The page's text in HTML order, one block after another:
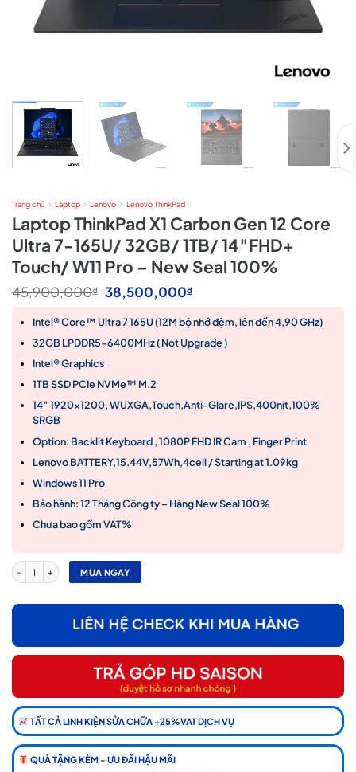
Trang chủ Laptop Lenovo Lenovo ThinkPad
Laptop ThinkPad X1 Carbon Gen 12 Core
Ultra 7-165U/ 32GB/ 1TB/ 14″FHD+
Touch/ W11 Pro – New Seal 100%
45,900,000₫ Giá
gốc
là:
45,900,000₫.
38,500,000₫Giá
tại
là:
38,500,000₫.
Intel® Core™ Ultra 7 165U (12M bộ nhớ đệm, lên đến 4,90 GHz)
32GB LPDDR5-6400MHz ( Not Upgrade )
Intel® Graphics
1TB SSD PCIe NVMe™ M.2
14″ 1920×1200, WUXGA,Touch,Anti-Glare,IPS,400nit,100%
SRGB
Option: Backlit Keyboard , 1080P FHD IR Cam , Finger Print
Lenovo BATTERY,15.44V,57Wh,4cell / Starting at 1.09kg
Windows 11 Pro
Bảo hành: 12 Tháng Công ty – Hàng New Seal 100%
Chưa bao gồm VAT%
Laptop ThinkPad X1 Carbon Gen 12 Core Ultra 7-165U/ 32GB/ 1TB/ 14″FHD+ Touch/
MUA NGAY
TẤT CẢ LINH KIỆN SỬA CHỮA +25%VAT DỊCH VỤ
QUÀ TẶNG KÈM - ƯU ĐÃI HẬU MÃI